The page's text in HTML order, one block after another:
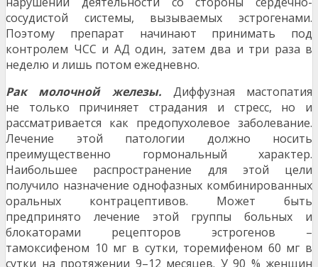
сосудистой системы, вызываемых эстрогенами.
Поэтому препарат начинают принимать под
контролем ЧСС и АД один, затем два и три раза в
неделю и лишь потом ежедневно.
Рак молочной железы. Диффузная мастопатия
не только причиняет страдания и стресс, но и
рассматривается как предопухолевое заболевание.
Лечение этой патологии должно носить
преимущественно гормональный характер.
Наибольшее распространение для этой цели
получило назначение однофазных комбинированных
оральных контрацептивов. Может быть
предпринято лечение этой группы больных и
блокаторами рецепторов эстрогенов –
тамоксифеном 10 мг в сутки, торемифеном 60 мг в
сутки на протяжении 9–12 месяцев. У 90 % женщин